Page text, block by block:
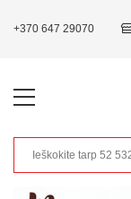
+370 647 29070